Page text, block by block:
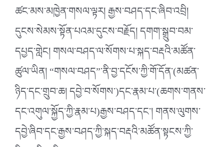
ཚང་མས་མཁྱེན་གསལ་ལྟར། རྒྱས་བཤད་དང་ཞིབ་འབྲི།
དུངས་སེམས་སྟོན་པའམ་དུངས་བརྗོད། དགག་སྒྲུབ་བམ་
དཔྱད་གླེང། གསལ་བཤད་ལ་སོགས་པ་སྐད་བརྡའི་མཚོན་
ཚུལ་ཡིན། “གསལ་བཤད”་ནི་བྱ་དངོས་ཀྱི་གོ་དོན་(མཚན་
ཉིད་དང་གྲུབ་ཆ། དབྱེ་བ་སོགས་)དང་རྣམ་པ་(ཆགས་གནས་
དང་འགུལ་སྐྱོད་ཀྱི་རྣམ་པ)རྒྱས་བཤད་དང་། གནས་ལུགས་
དབྱེ་ཞིབ་དང་རྒྱས་བཤད་ཀྱི་སྐད་བརྡའི་མཚོན་སྟངས་ཀྱི་